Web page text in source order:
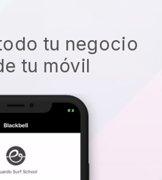
tu negocio
tu móvil